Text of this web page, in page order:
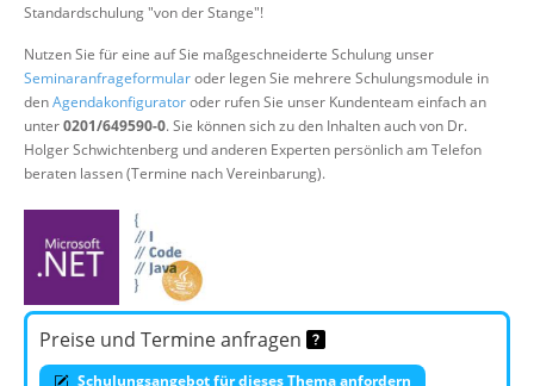
Standardschulung "von der Stange"!
Nutzen Sie für eine auf Sie maßgeschneiderte Schulung unser
Seminaranfrageformularoder legen Sie mehrere Schulungsmodule in
denAgendakonfiguratoroder rufen Sie unser Kundenteam einfach an
unter0201/649590-0. Sie können sich zu den Inhalten auch von Dr.
Holger Schwichtenberg und anderen Experten persönlich am Telefon
beraten lassen (Termine nach Vereinbarung).
Preise und Termine anfragen
Schulungsangebot für dieses Thema anfordern